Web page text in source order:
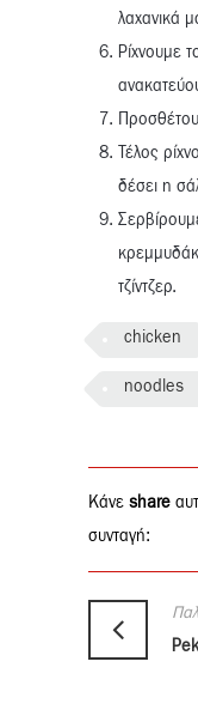
λαχανικά
Ρίχνουμε
Τέλος
δέσει η
τζίντζερ.
chicken
noodles
Κάνε share
συνταγή: